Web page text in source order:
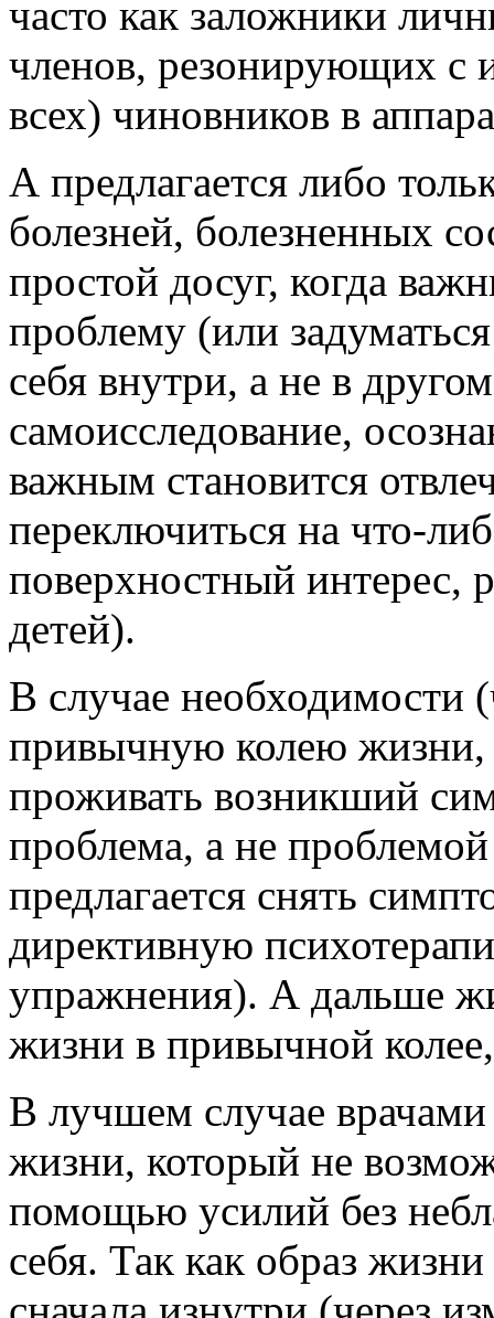
часто как заложники
членов, резонирующих с
всех) чиновников в
А предлагается либо
болезней, болезненных
простой досуг, когда
проблему (или
себя внутри, а не в
самоисследование,
важным становится
переключиться на что-
поверхностный интерес,
детей).
В случае необходимости
привычную колею жизни,
проживать возникший
проблема, а не
предлагается снять
директивную
упражнения). А дальше
жизни в привычной
В лучшем случае врачами
жизни, который не
помощью усилий без
себя. Так как образ